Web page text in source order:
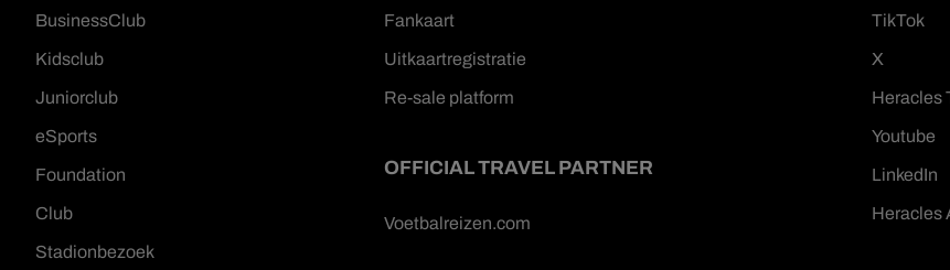
BusinessClub
Kidsclub
Juniorclub
eSports
Foundation
Club
Stadionbezoek
Fankaart
Uitkaartregistratie
Re-sale platform
OFFICIAL TRAVEL PARTNER
Voetbalreizen.com
TikTok
X
Heracles
Youtube
LinkedIn
Heracles